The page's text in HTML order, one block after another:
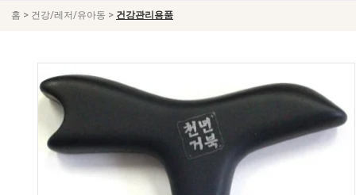
홈 > 건강/레저/유아동 > 건강관리용품